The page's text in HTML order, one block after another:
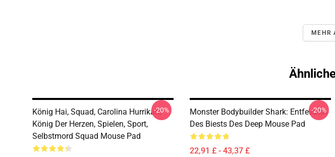
MEHR
König Hai, Squad, Carolina Hurrikan,
König Der Herzen, Spielen, Sport,
Selbstmord Squad Mouse Pad
-20%
Monster Bodybuilder Shark: Entfesseln
Des Biests Des Deep Mouse Pad
22,91 £ - 43,37 £
-20%